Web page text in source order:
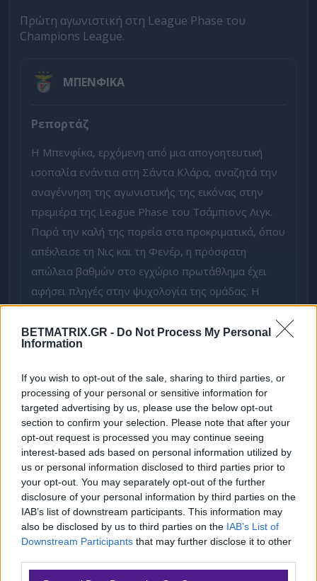
BETMATRIX.GR - Do Not Process My Personal
Information
If you wish to opt-out of the sale, sharing to third parties, or
processing of your personal or sensitive information for
targeted advertising by us, please use the below opt-out
section to confirm your selection. Please note that after your
opt-out request is processed you may continue seeing
interest-based ads based on personal information utilized by
us or personal information disclosed to third parties prior to
your opt-out. You may separately opt-out of the further
disclosure of your personal information by third parties on the
IAB’s list of downstream participants. This information may
also be disclosed by us to third parties on the IAB’s List of
Downstream Participants that may further disclose it to other
Πρώτη αγωνιστική στη League Phase του
Champions League.
ΜΠΕΝΦΙΚΑ
Ρεπορτάζ
Η Μπενφίκα, ερχόμενη από μια απογοητευτική
ισοπαλία ενάντια στη Σάντα Κλάρα, αναζητά την
αναγέννηση της αγωνιστικής της εικόνας στην
πρεμιέρα της League Phase του Τσάμπιονς Λιγκ.
Παρά την καλή της πορεία στα προκριματικά, όπου
απέκλεισε τη Νις και τη Φενέρ, η πρόσφατη
απώλεια βαθμών στο εγχώριο πρωτάθλημα έχει
αφήσει πληγές στην ψυχολογία της ομάδας. Η
αποβολή του Πάουλο Βίκτορ και το λάθος του
Οταμέντι στο τελευταίο λεπτό του αγώνα με τη
Σάντα Κλάρα έχουν αναδείξει αδυναμίες στην
Αγωνιστικά Νέα
Ο Λάζε καλείται να αναπροσαρμόσει την τακτική
του, με δεδομένες τις απουσίες των Ντέντιτς,
Λουντεμπάκιο, Μπρουμά, Μπα, Μανού Σίλβα και
Νούνο Φέλιξ. Η Μπενφίκα επιδιώκει να
εκμεταλλευτεί την έδρα της και να επιβάλει το
ρυθμό της, με στόχο να ξεκινήσει δυναμικά τη
φάση των ομίλων.